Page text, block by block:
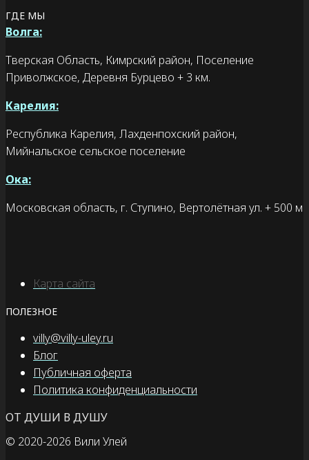
ГДЕ МЫ
Волга:
Тверская Область, Кимрский район, Поселение
Приволжское, Деревня Бурцево + 3 км.
Карелия:
Республика Карелия, Лахденпохский район,
Мийнальское сельское поселение
Ока:
Московская область, г. Ступино, Вертолётная ул. + 500 м
Карта сайта
ПОЛЕЗНОЕ
villy@villy-uley.ru
Блог
Публичная оферта
Политика конфиденциальности
ОТ ДУШИ В ДУШУ
© 2020-2026 Вили Улей